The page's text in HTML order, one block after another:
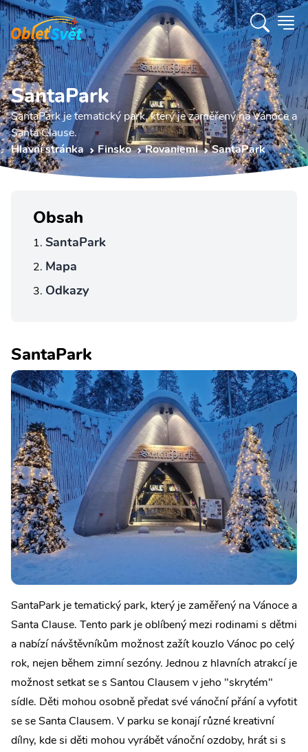
SantaPark
SantaPark je tematický park, který je zaměřený na Vánoce a
Santa Clause.
Hlavní stránka
Finsko Rovaniemi SantaPark
Obsah
SantaPark
Mapa
Odkazy
SantaPark
SantaPark je tematický park, který je zaměřený na Vánoce a
Santa Clause. Tento park je oblíbený mezi rodinami s dětmi
a nabízí návštěvníkům možnost zažít kouzlo Vánoc po celý
rok, nejen během zimní sezóny. Jednou z hlavních atrakcí je
možnost setkat se s Santou Clausem v jeho "skrytém"
sídle. Děti mohou osobně předat své vánoční přání a vyfotit
se se Santa Clausem. V parku se konají různé kreativní
dílny, kde si děti mohou vyrábět vánoční ozdoby, hrát si s